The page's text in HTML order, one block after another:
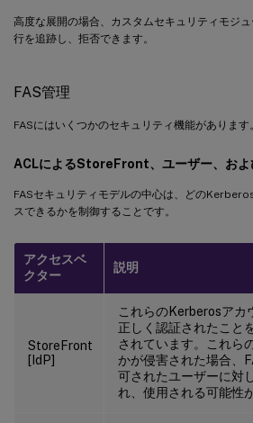
高度な展開の場合、カスタムセキュリティモジ
行を追跡し、拒否できます。
FAS管理
FASにはいくつかのセキュリティ機能があります。
ACLによるStoreFront、ユーザー、およ
FASセキュリティモデルの中心は、どの
スできるかを制御することです。
アクセスベ
クター
説明
StoreFront
[IdP]
これらのKerberosアカ
正しく認証されたこと
されています。これら
かが侵害された場合、
可されたユーザーに対
れ、使用される可能性